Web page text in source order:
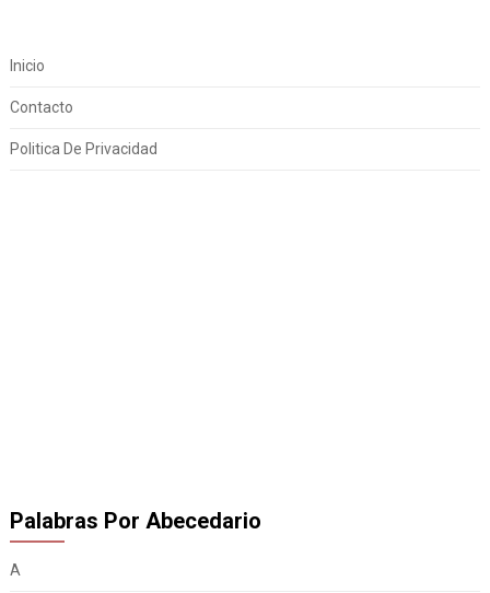
Inicio
Contacto
Politica De Privacidad
Palabras Por Abecedario
A